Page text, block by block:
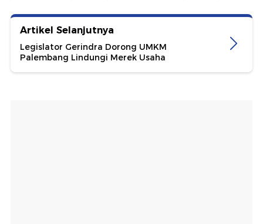
Artikel Selanjutnya
Legislator Gerindra Dorong UMKM
Palembang Lindungi Merek Usaha